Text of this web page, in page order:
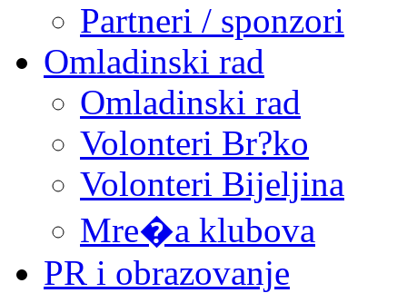
Partneri / sponzori
Omladinski rad
Omladinski rad
Volonteri Br?ko
Volonteri Bijeljina
Mre�a klubova
PR i obrazovanje